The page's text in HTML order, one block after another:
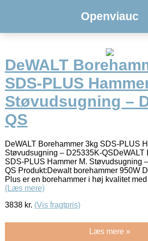
Openviauc
DeWALT
SDS-PLUS
Støvudsugning –
QS
DeWALT Borehammer 3kg SDS-PLUS
Støvudsugning – D25335K-QSDeWALT
SDS-PLUS Hammer M. Støvudsugning
QS Produkt:Dewalt borehammer 950W
Plus er en borehammer i høj kvalitet
(Læs mere)
3838 kr. (Vis fragtpris)
Læs mere »